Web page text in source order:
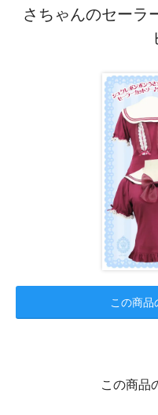
さちゃんのセーラ
この商品
この商品